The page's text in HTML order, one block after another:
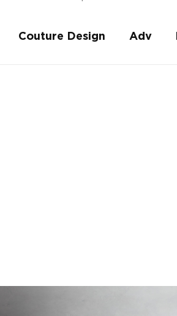
Couture Design Adv
En savoir plus